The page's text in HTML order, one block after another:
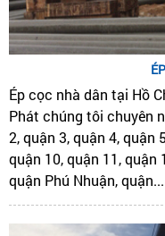
Ép cọc nhà dân tại Hồ
Phát chúng tôi chuyên
2, quận 3, quận 4, quận
quận 10, quận 11, quận
quận Phú Nhuận, quận...